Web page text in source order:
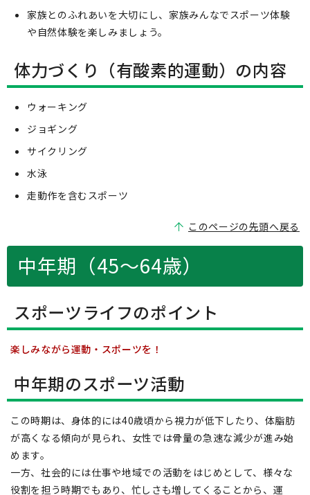
家族とのふれあいを大切にし、家族みんなでスポーツ体験
や自然体験を楽しみましょう。
体力づくり（有酸素的運動）の内容
ウォーキング
ジョギング
サイクリング
水泳
走動作を含むスポーツ
このページの先頭へ戻る
中年期（45～64歳）
スポーツライフのポイント
楽しみながら運動・スポーツを！
中年期のスポーツ活動
この時期は、身体的には40歳頃から視力が低下したり、体脂肪
が高くなる傾向が見られ、女性では骨量の急速な減少が進み始
めます。
一方、社会的には仕事や地域での活動をはじめとして、様々な
役割を担う時期でもあり、忙しさも増してくることから、運